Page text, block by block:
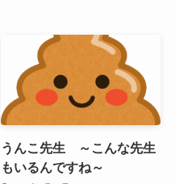
うんこ先生 ～こんな先生
もいるんですね～